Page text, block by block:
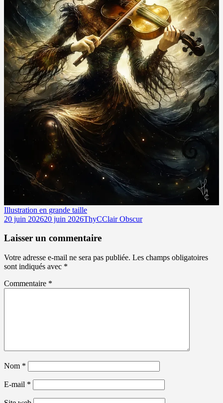
Illustration en grande taille
Publié
20 juin 202620 juin 2026Auteur
ThyCCatégories
Clair Obscur
Laisser un commentaire
Votre adresse e-mail ne sera pas publiée. Les champs obligatoires
sont indiqués avec *
Commentaire *
Nom *
E-mail *